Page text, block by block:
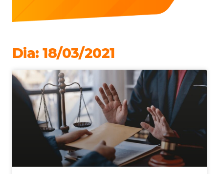
Dia: 18/03/2021